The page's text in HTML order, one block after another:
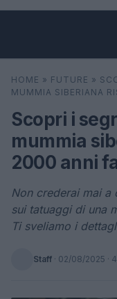
Cerca
HOME » FUTURE »
MUMMIA SIBERIANA
Scopri i
mummia
2000 anni
Non crederai mai a
sui tatuaggi di una
Ti sveliamo i
Staff · 02/08/2025 ·